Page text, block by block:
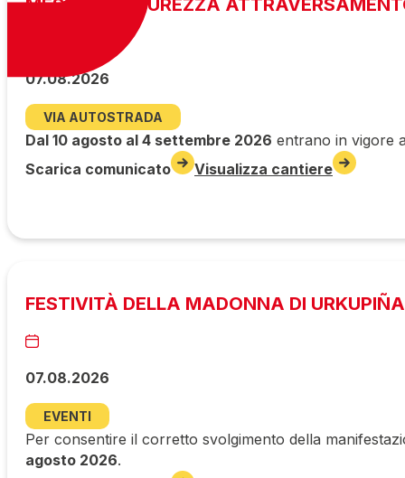
07.08.2026
VIA AUTOSTRADA
Dal 10 agosto al 4 settembre 2026 entrano in vigore
Scarica comunicato
Visualizza cantiere
FESTIVITÀ DELLA MADONNA DI URKUPIÑA
07.08.2026
EVENTI
Per consentire il corretto svolgimento della
agosto 2026.